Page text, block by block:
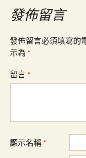
覽發佈留言
發佈留言必須填寫的
示為 *
留言 *
顯示名稱 *